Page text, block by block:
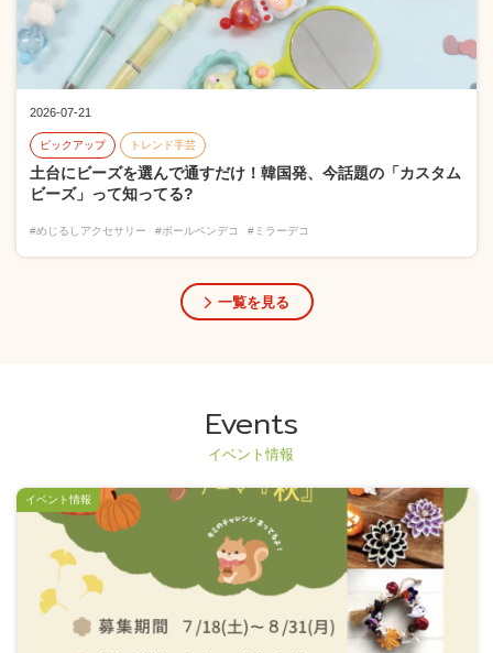
2026-07-21
ピックアップ トレンド手芸
土台にビーズを選んで通すだけ！韓国発、今話題の「カスタム
ビーズ」って知ってる?
#めじるしアクセサリー #ボールペンデコ #ミラーデコ
一覧を見る
Events
イベント情報
イベント情報